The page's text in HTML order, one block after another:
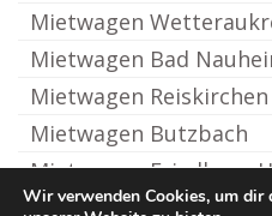
Mietwagen
Mietwagen Bad
Mietwagen
Mietwagen Butzbach
Mietwagen Friedberg
Wir verwenden Cookies, um